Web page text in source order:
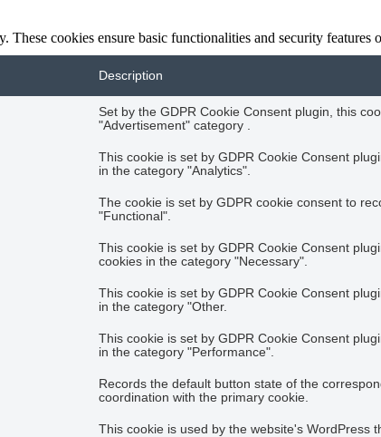
cookies ensure basic functionalities and security features
Description
Set by the GDPR Cookie Consent plugin, this
"Advertisement" category .
This cookie is set by GDPR Cookie Consent
in the category "Analytics".
The cookie is set by GDPR cookie consent to
"Functional".
This cookie is set by GDPR Cookie Consent
cookies in the category "Necessary".
This cookie is set by GDPR Cookie Consent
in the category "Other.
This cookie is set by GDPR Cookie Consent
in the category "Performance".
Records the default button state of the
coordination with the primary cookie.
This cookie is used by the website's WordPress